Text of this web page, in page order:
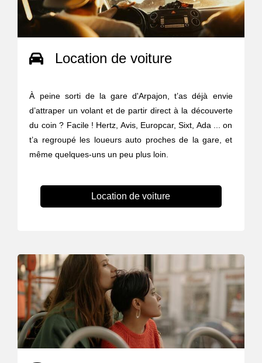
Location de voiture
À peine sorti de la gare d'Arpajon, t’as déjà envie
d’attraper un volant et de partir direct à la découverte
du coin ? Facile ! Hertz, Avis, Europcar, Sixt, Ada ... on
t’a regroupé les loueurs auto proches de la gare, et
même quelques-uns un peu plus loin.
Location de voiture